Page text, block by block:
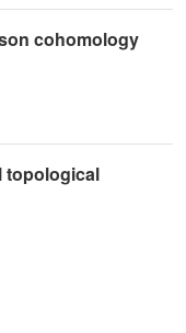
cohomology
topological